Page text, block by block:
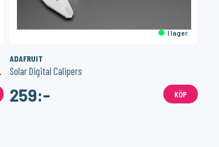
I lager
ADAFRUIT
Solar Digital Calipers
259:- KÖP